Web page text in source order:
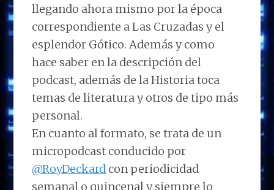
llegando ahora mismo por la época
correspondiente a Las Cruzadas y el
esplendor Gótico. Además y como
hace saber en la descripción del
podcast, además de la Historia toca
temas de literatura y otros de tipo más
personal.
En cuanto al formato, se trata de un
micropodcast conducido por
@RoyDeckard con periodicidad
semanal o quincenal y siempre lo